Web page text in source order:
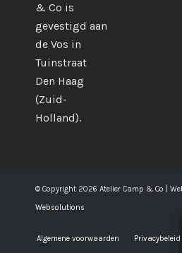
& Co is
gevestigd aan
de Vos in
Tuinstraat
Den Haag
(Zuid-
Holland).
© Copyright 2026 Atelier Camp & Co |
Websolutions
Algemene voorwaarden Privacybeleid